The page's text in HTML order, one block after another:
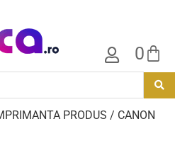
0
PRODUS / CANON